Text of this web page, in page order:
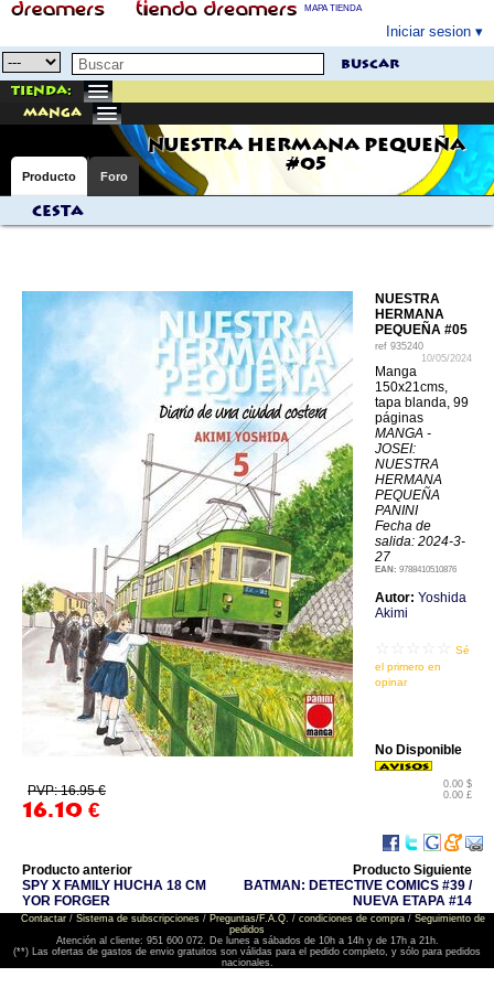
MAPA TIENDA
Iniciar sesion
buscar
Tienda:
manga
NUESTRA HERMANA PEQUEÑA
#05
Producto Foro
Cesta
NUESTRA
HERMANA
PEQUEÑA #05
ref 935240
10/05/2024
Manga
150x21cms,
tapa blanda, 99
páginas
MANGA -
JOSEI:
NUESTRA
HERMANA
PEQUEÑA
PANINI
Fecha de
salida: 2024-3-
27
EAN: 9788410510876
Autor: Yoshida
Akimi
Sé
el primero en
opinar
PVP: 16.95 €
16.10 €
0.00 $
0.00 £
No Disponible
Producto anterior
SPY X FAMILY HUCHA 18 CM
YOR FORGER
Producto Siguiente
BATMAN: DETECTIVE COMICS #39 /
NUEVA ETAPA #14
Contactar/ Sistema de subscripciones/ Preguntas/F.A.Q. / condiciones de compra/ Seguimiento de
pedidos
Atención al cliente: 951 600 072. De lunes a sábados de 10h a 14h y de 17h a 21h.
(**) Las ofertas de gastos de envio gratuitos son válidas para el pedido completo, y sólo para pedidos
nacionales.